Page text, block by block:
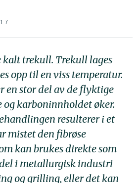
kalt trekull. Trekull lages
opp til en viss temperatur.
en stor del av de flyktige
og karboninnholdet øker.
resulterer i et
mistet den fibrøse
kan brukes direkte som
i metallurgisk industri
og grilling, eller det kan